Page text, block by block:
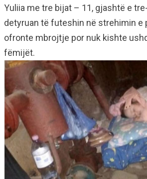
Yuliia me tre bijat – 11, gjashtë e
detyruan të futeshin në strehimin e
ofronte mbrojtje por nuk kishte
fëmijët.